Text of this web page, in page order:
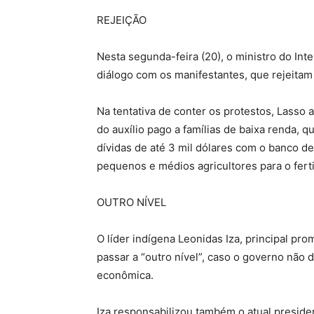
REJEIÇÃO
Nesta segunda-feira (20), o ministro do
diálogo com os manifestantes, que
Na tentativa de conter os protestos, Lasso
do auxílio pago a famílias de baixa renda,
dívidas de até 3 mil dólares com o banco
pequenos e médios agricultores para o
OUTRO NÍVEL
O líder indígena Leonidas Iza, principal
passar a “outro nível”, caso o governo
econômica.